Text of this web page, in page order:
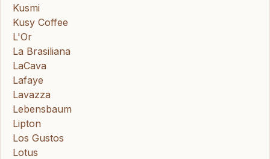
Kusmi
Kusy Coffee
L'Or
La Brasiliana
LaCava
Lafaye
Lavazza
Lebensbaum
Lipton
Los Gustos
Lotus